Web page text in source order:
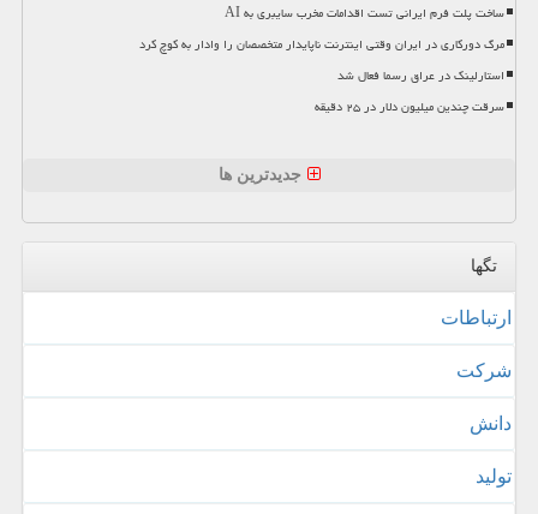
ساخت پلت فرم ایرانی تست اقدامات مخرب سایبری به AI
مرگ دورکاری در ایران وقتی اینترنت ناپایدار متخصصان را وادار به کوچ کرد
استارلینک در عراق رسما فعال شد
سرقت چندین میلیون دلار در ۲۵ دقیقه
جدیدترین ها
تگها
ارتباطات
شركت
دانش
تولید